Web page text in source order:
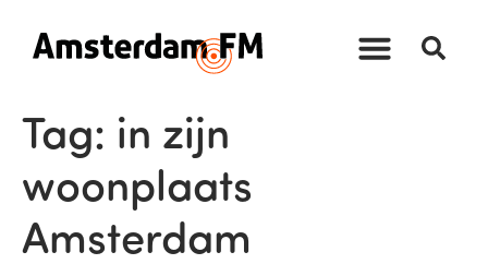
Tag: in zijn
woonplaats
Amsterdam